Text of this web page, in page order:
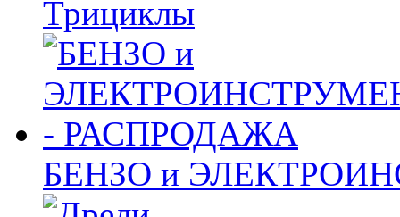
Трициклы
БЕНЗО и